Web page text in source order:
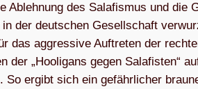
Ableh­nung des Sala­fis­mus und
in der deut­schen Gesell­schaft
das aggres­sive Auf­tre­ten der
der „Hoo­li­gans gegen Sala­fis­ten“
So ergibt sich ein gefähr­li­cher